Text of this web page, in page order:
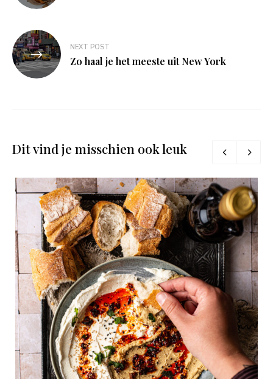
NEXT POST
Zo haal je het meeste uit New York
Dit vind je misschien ook leuk